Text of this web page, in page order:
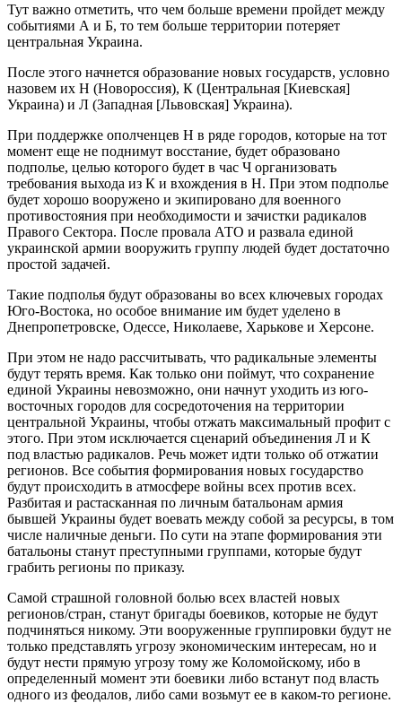
Тут важно отметить, что чем больше времени пройдет между
событиями А и Б, то тем больше территории потеряет
центральная Украина.
После этого начнется образование новых государств, условно
назовем их Н (Новороссия), К (Центральная [Киевская]
Украина) и Л (Западная [Львовская] Украина).
При поддержке ополченцев Н в ряде городов, которые на тот
момент еще не поднимут восстание, будет образовано
подполье, целью которого будет в час Ч организовать
требования выхода из К и вхождения в Н. При этом подполье
будет хорошо вооружено и экипировано для военного
противостояния при необходимости и зачистки радикалов
Правого Сектора. После провала АТО и развала единой
украинской армии вооружить группу людей будет достаточно
простой задачей.
Такие подполья будут образованы во всех ключевых городах
Юго-Востока, но особое внимание им будет уделено в
Днепропетровске, Одессе, Николаеве, Харькове и Херсоне.
При этом не надо рассчитывать, что радикальные элементы
будут терять время. Как только они поймут, что сохранение
единой Украины невозможно, они начнут уходить из юго-
восточных городов для сосредоточения на территории
центральной Украины, чтобы отжать максимальный профит с
этого. При этом исключается сценарий объединения Л и К
под властью радикалов. Речь может идти только об отжатии
регионов. Все события формирования новых государство
будут происходить в атмосфере войны всех против всех.
Разбитая и растасканная по личным батальонам армия
бывшей Украины будет воевать между собой за ресурсы, в том
числе наличные деньги. По сути на этапе формирования эти
батальоны станут преступными группами, которые будут
грабить регионы по приказу.
Самой страшной головной болью всех властей новых
регионов/стран, станут бригады боевиков, которые не будут
подчиняться никому. Эти вооруженные группировки будут не
только представлять угрозу экономическим интересам, но и
будут нести прямую угрозу тому же Коломойскому, ибо в
определенный момент эти боевики либо встанут под власть
одного из феодалов, либо сами возьмут ее в каком-то регионе.